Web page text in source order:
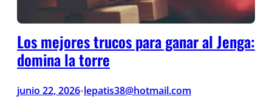
Los mejores trucos para ganar al Jenga:
domina la torre
junio 22, 2026•lepatis38@hotmail.com